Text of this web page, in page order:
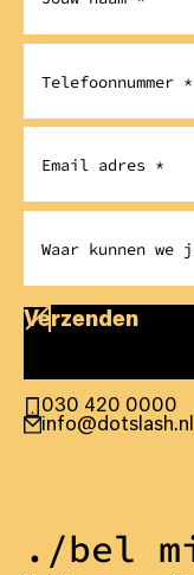
Verzenden
030 420 0000
info@dotslash.nl
./bel